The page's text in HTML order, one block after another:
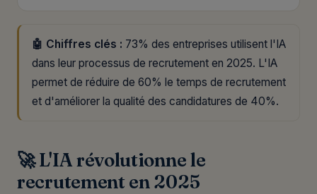
🤖 Chiffres clés : 73% des entreprises utilisent l'IA
dans leur processus de recrutement en 2025. L'IA
permet de réduire de 60% le temps de recrutement
et d'améliorer la qualité des candidatures de 40%.
🚀 L'IA révolutionne le
recrutement en 2025